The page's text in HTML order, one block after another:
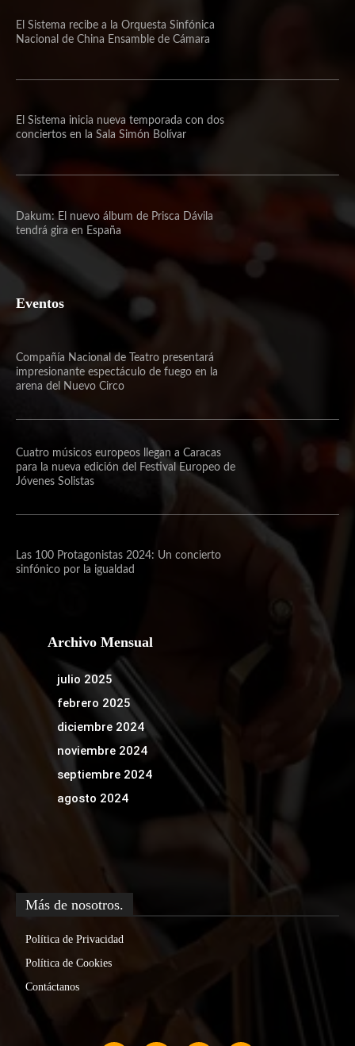
El Sistema recibe a la Orquesta Sinfónica
Nacional de China Ensamble de Cámara
El Sistema inicia nueva temporada con dos
conciertos en la Sala Simón Bolívar
Dakum: El nuevo álbum de Prisca Dávila
tendrá gira en España
Eventos
Compañía Nacional de Teatro presentará
impresionante espectáculo de fuego en la
arena del Nuevo Circo
Cuatro músicos europeos llegan a Caracas
para la nueva edición del Festival Europeo de
Jóvenes Solistas
Las 100 Protagonistas 2024: Un concierto
sinfónico por la igualdad
Archivo Mensual
julio 2025
febrero 2025
diciembre 2024
noviembre 2024
septiembre 2024
agosto 2024
Más de nosotros.
Política de Privacidad
Política de Cookies
Contáctanos